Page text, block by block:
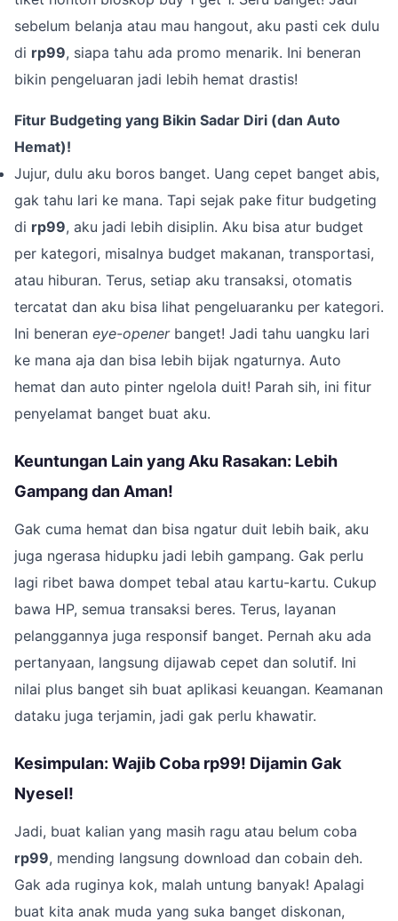
sebelum belanja atau mau hangout, aku pasti cek dulu
di rp99, siapa tahu ada promo menarik. Ini beneran
bikin pengeluaran jadi lebih hemat drastis!
Fitur Budgeting yang Bikin Sadar Diri (dan Auto
Hemat)!
Jujur, dulu aku boros banget. Uang cepet banget abis,
gak tahu lari ke mana. Tapi sejak pake fitur budgeting
di rp99, aku jadi lebih disiplin. Aku bisa atur budget
per kategori, misalnya budget makanan, transportasi,
atau hiburan. Terus, setiap aku transaksi, otomatis
tercatat dan aku bisa lihat pengeluaranku per kategori.
Ini beneran eye-openerbanget! Jadi tahu uangku lari
ke mana aja dan bisa lebih bijak ngaturnya. Auto
hemat dan auto pinter ngelola duit! Parah sih, ini fitur
penyelamat banget buat aku.
Keuntungan Lain yang Aku Rasakan: Lebih
Gampang dan Aman!
Gak cuma hemat dan bisa ngatur duit lebih baik, aku
juga ngerasa hidupku jadi lebih gampang. Gak perlu
lagi ribet bawa dompet tebal atau kartu-kartu. Cukup
bawa HP, semua transaksi beres. Terus, layanan
pelanggannya juga responsif banget. Pernah aku ada
pertanyaan, langsung dijawab cepet dan solutif. Ini
nilai plus banget sih buat aplikasi keuangan. Keamanan
dataku juga terjamin, jadi gak perlu khawatir.
Kesimpulan: Wajib Coba rp99! Dijamin Gak
Nyesel!
Jadi, buat kalian yang masih ragu atau belum coba
rp99, mending langsung download dan cobain deh.
Gak ada ruginya kok, malah untung banyak! Apalagi
buat kita anak muda yang suka banget diskonan,